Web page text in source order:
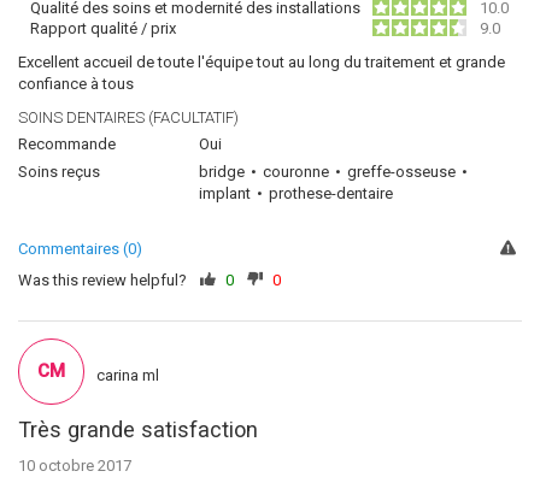
Qualité des soins et modernité des installations
10.0
Rapport qualité / prix
9.0
Excellent accueil de toute l'équipe tout au long du traitement et grande
confiance à tous
SOINS DENTAIRES (FACULTATIF)
Recommande
Oui
Soins reçus
bridge couronne
greffe-osseuse
implant
prothese-dentaire
Commentaires (0)
Was this review helpful?
0 0
Très grande satisfaction
10 octobre 2017
CM carina ml